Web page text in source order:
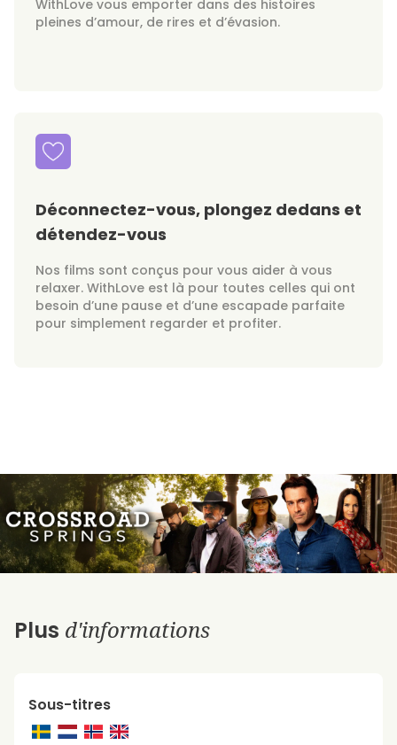
WithLove vous emporter dans des histoires
pleines d’amour, de rires et d’évasion.
Déconnectez-vous, plongez dedans et
détendez-vous
Nos films sont conçus pour vous aider à vous
relaxer. WithLove est là pour toutes celles qui ont
besoin d’une pause et d’une escapade parfaite
pour simplement regarder et profiter.
Plus d'informations
Sous-titres